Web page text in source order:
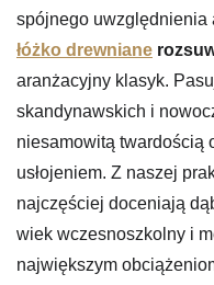
spójnego uwzględnienia
łóżko drewniane
aranżacyjny klasyk.
skandynawskich i
niesamowitą twardością
usłojeniem. Z naszej
najczęściej doceniają
wiek wczesnoszkolny i
największym